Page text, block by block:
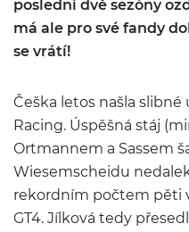
poslední dvě sezóny
má ale pro své fandy
se vrátí!
Češka letos našla
Racing. Úspěšná stáj
Ortmannem a Sassem
Wiesemscheidu
rekordním počtem pěti
GT4. Jílková tedy